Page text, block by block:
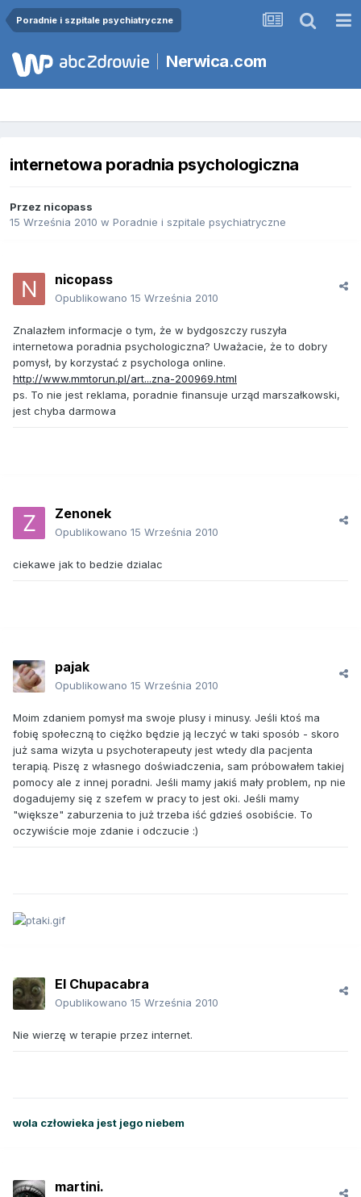
Poradnie i szpitale psychiatryczne
Nerwica.com
internetowa poradnia psychologiczna
Przez nicopass
15 Września 2010 w Poradnie i szpitale psychiatryczne
nicopass
Opublikowano 15 Września 2010
Znalazłem informacje o tym, że w bydgoszczy ruszyła
internetowa poradnia psychologiczna? Uważacie, że to dobry
pomysł, by korzystać z psychologa online.
http://www.mmtorun.pl/art...zna-200969.html
ps. To nie jest reklama, poradnie finansuje urząd marszałkowski,
jest chyba darmowa
Zenonek
Opublikowano 15 Września 2010
ciekawe jak to bedzie dzialac
pajak
Opublikowano 15 Września 2010
Moim zdaniem pomysł ma swoje plusy i minusy. Jeśli ktoś ma
fobię społeczną to ciężko będzie ją leczyć w taki sposób - skoro
już sama wizyta u psychoterapeuty jest wtedy dla pacjenta
terapią. Piszę z własnego doświadczenia, sam próbowałem takiej
pomocy ale z innej poradni. Jeśli mamy jakiś mały problem, np nie
dogadujemy się z szefem w pracy to jest oki. Jeśli mamy
"większe" zaburzenia to już trzeba iść gdzieś osobiście. To
oczywiście moje zdanie i odczucie :)
El Chupacabra
Opublikowano 15 Września 2010
Nie wierzę w terapie przez internet.
wola człowieka jest jego niebem
martini.